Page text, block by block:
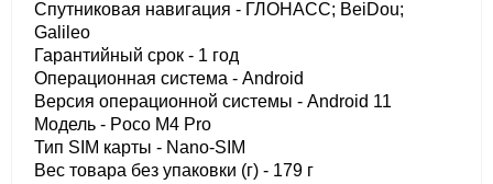
Спутниковая навигация - ГЛОНАСС; BeiDou;
Galileo
Гарантийный срок - 1 год
Операционная система - Android
Версия операционной системы - Android 11
Модель - Poco M4 Pro
Тип SIM карты - Nano-SIM
Вес товара без упаковки (г) - 179 г